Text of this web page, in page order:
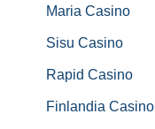
Maria Casino
Sisu Casino
Rapid Casino
Finlandia Casino